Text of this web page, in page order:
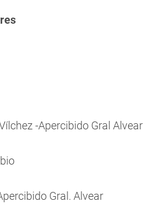
-Apercibido Gral Alvear
Gral. Alvear